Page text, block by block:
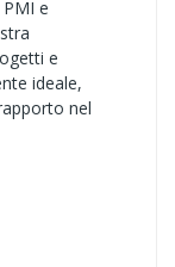
e
e
ideale,
nel